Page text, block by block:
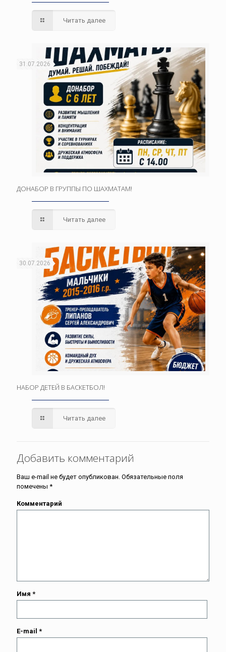
Читать далее
31.07.2026
ДОНАБОР В ГРУППЫ ПО ШАХМАТАМ!
Читать далее
30.07.2026
НАБОР ДЕТЕЙ В БАСКЕТБОЛ!
Читать далее
Добавить комментарий
Ваш e-mail не будет опубликован. Обязательные поля
помечены *
Комментарий
Имя *
E-mail *